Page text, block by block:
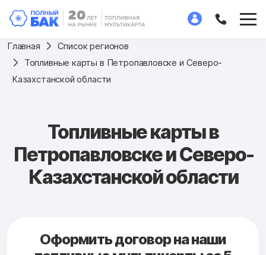
Главная
Список регионов
Топливные карты в Петропавловске и Северо-
Казахстанской области
Топливные карты в
Петропавловске и Северо-
Казахстанской области
Оформить договор на наши